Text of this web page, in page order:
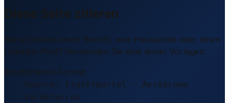
Diese Seite zitieren
Sie schreiben einen Bericht, eine Hausarbeit oder einen
LinkedIn-Post? Verwenden Sie eine dieser Vorlagen.
Empfohlenes Format
Source: Frachtportal – Aeródromo
Valdetorres